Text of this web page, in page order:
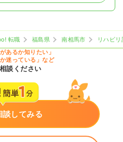
転職 福島県 南相馬市
リハビ
あるか知りたい」
迷っている」など
談ください
談してみる